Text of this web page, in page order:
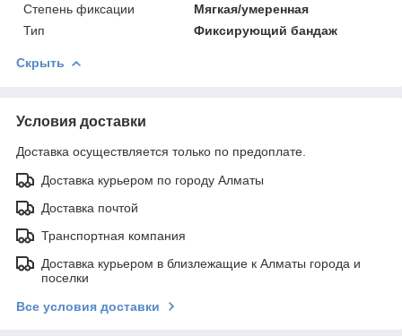
Степень фиксации
Мягкая/умеренная
Тип
Фиксирующий бандаж
Скрыть
Условия доставки
Доставка осуществляется только по предоплате.
Доставка курьером по городу Алматы
Доставка почтой
Транспортная компания
Доставка курьером в близлежащие к Алматы города и
поселки
Все условия доставки